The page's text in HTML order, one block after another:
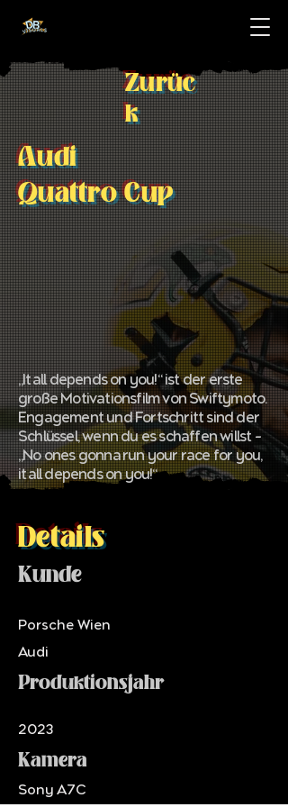
Zurüc
k
Audi
Quattro Cup
„It all depends on you!“ ist der erste
große Motivationsfilm von Swiftymoto.
Engagement und Fortschritt sind der
Schlüssel, wenn du es schaffen willst –
„No ones gonna run your race for you,
it all depends on you!“
Details
Kunde
Porsche Wien
Audi
Produktionsjahr
2023
Kamera
Sony A7C